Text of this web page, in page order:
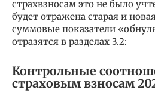
страхвзносам это не было
будет отражена старая и
суммовые показатели
отразятся в разделах 3.2:
Контрольные
страховым взносам